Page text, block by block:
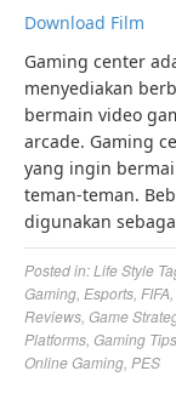
Download Film
Gaming center
menyediakan
bermain video
arcade. Gaming
yang ingin
teman-teman.
digunakan
Posted in:Life Style
Gaming Esports FIFA
Reviews Game
Platforms Gaming Tips
Online Gaming PES